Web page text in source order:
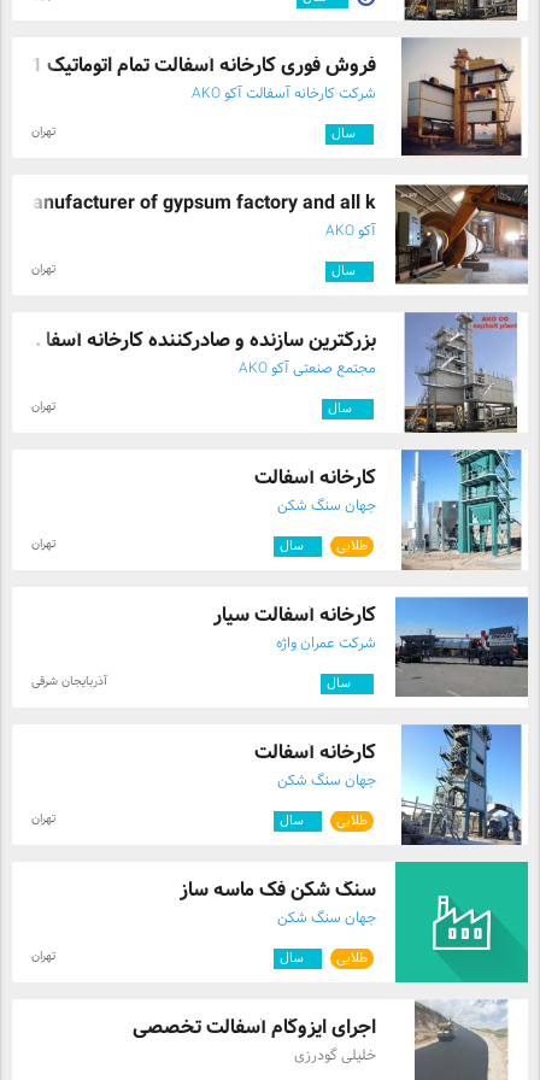
فروش فوری کارخانه آسفالت تمام اتوماتیک 1 ...
شرکت کارخانه آسفالت آکو AKO
سال تهران
Manufacturer of gypsum factory and all k ...
آکو AKO
سال تهران
بزرگترین سازنده و صادرکننده کارخانه آسفا ...
مجتمع صنعتی آکو AKO
سال تهران
کارخانه آسفالت
جهان سنگ شکن
طلایی سال تهران
کارخانه آسفالت سیار
شرکت عمران واژه
سال آذربایجان شرقی
کارخانه آسفالت
جهان سنگ شکن
طلایی سال تهران
سنگ شکن فک ماسه ساز
جهان سنگ شکن
طلایی سال تهران
اجرای ایزوگام آسفالت تخصصی
خلیلی گودرزی